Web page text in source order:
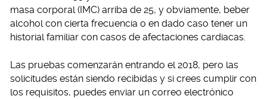
masa corporal (IMC) arriba de 25, y obviamente, beber
alcohol con cierta frecuencia o en dado caso tener un
historial familiar con casos de afectaciones cardiacas.
Las pruebas comenzarán entrando el 2018, pero las
solicitudes están siendo recibidas y si crees cumplir con
los requisitos, puedes enviar un correo electrónico